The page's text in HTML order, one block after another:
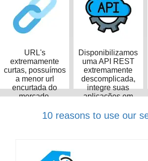
URL's
extremamente
curtas, possuímos
a menor url
encurtada do
mercado,
14 caracteres
Disponibilizamos
uma API REST
extremamente
descomplicada,
integre suas
aplicações em
10 reasons to use our